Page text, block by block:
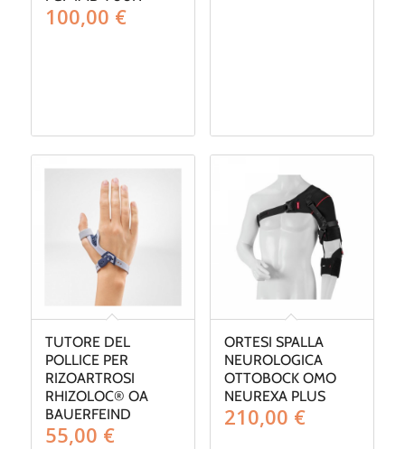
100,00 €
TUTORE DEL
POLLICE PER
RIZOARTROSI
RHIZOLOC® OA
BAUERFEIND
55,00 €
ORTESI SPALLA
NEUROLOGICA
OTTOBOCK OMO
NEUREXA PLUS
210,00 €